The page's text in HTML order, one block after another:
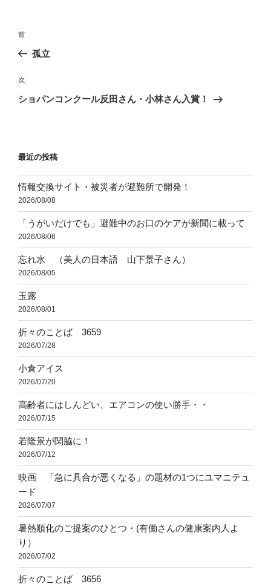
投
ビ
ゲ
ン
前
の
稿
前
孤立
次
の
次
ショパンコンクール反田さん・小林さん入賞！
最近の投稿
情報交換サイト・被災者が避難所で開発！
2026/08/08
「うがいだけでも」避難中のお口のケアが新聞に載って
2026/08/06
忘れ水 （美人の日本語 山下景子さん）
2026/08/05
玉露
2026/08/01
折々のことば 3659
2026/07/28
小倉アイス
2026/07/20
高齢者にはしんどい、エアコンの使い勝手・・
2026/07/15
若隆景が関脇に！
2026/07/12
映画 「急に具合が悪くなる」の題材の1つにユマニテュ
ード
2026/07/07
暑熱順化のご提案のひとつ・(有働さんの健康案内人よ
り）
2026/07/02
折々のことば 3656